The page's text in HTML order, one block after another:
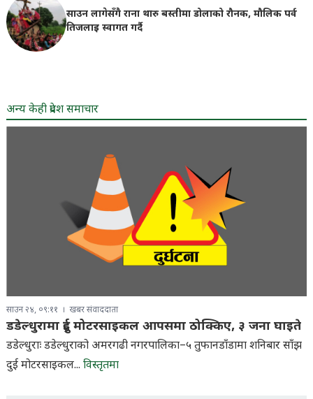
साउन लागेसँगै राना थारु बस्तीमा डोलाको रौनक, मौलिक पर्व
तिजलाइ स्वागत गर्दै
अन्य केही प्रदेश समाचार
साउन २४, ०९:११ खबर संवाददाता
डडेल्धुरामा दुई मोटरसाइकल आपसमा ठोक्किए, ३ जना घाइते
डडेल्धुराः डडेल्धुराको अमरगढी नगरपालिका–५ तुफानडाँडामा शनिबार साँझ
दुई मोटरसाइकल... विस्तृतमा